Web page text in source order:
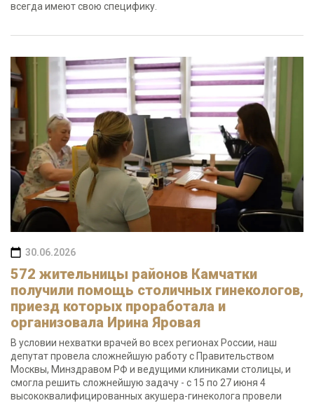
всегда имеют свою специфику.
30.06.2026
572 жительницы районов Камчатки
получили помощь столичных гинекологов,
приезд которых проработала и
организовала Ирина Яровая
В условии нехватки врачей во всех регионах России, наш
депутат провела сложнейшую работу с Правительством
Москвы, Минздравом РФ и ведущими клиниками столицы, и
смогла решить сложнейшую задачу - с 15 по 27 июня 4
высококвалифицированных акушера-гинеколога провели